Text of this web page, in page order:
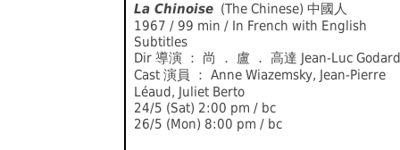
La Chinoise (The Chinese) 中國人
1967 / 99 min / In French with English
Subtitles
Dir 導演 ： 尚 ． 盧 ． 高達 Jean-Luc Godard
Cast 演員 ： Anne Wiazemsky, Jean-Pierre
Léaud, Juliet Berto
24/5 (Sat) 2:00 pm / bc
26/5 (Mon) 8:00 pm / bc